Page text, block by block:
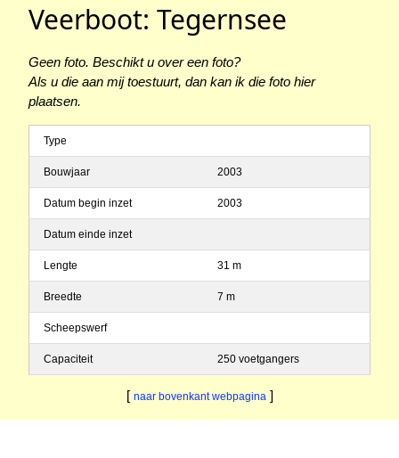
Veerboot: Tegernsee
Geen foto. Beschikt u over een foto?
Als u die aan mij toestuurt, dan kan ik die foto hier
plaatsen.
Type
Bouwjaar 2003
Datum begin inzet 2003
Datum einde inzet
Lengte 31 m
Breedte 7 m
Scheepswerf
Capaciteit 250 voetgangers
[ naar bovenkant webpagina ]